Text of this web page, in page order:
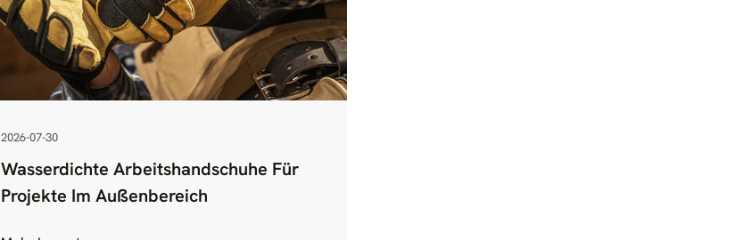
2026-07-30
Wasserdichte Arbeitshandschuhe Für
Projekte Im Außenbereich